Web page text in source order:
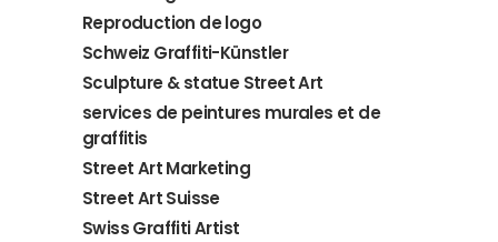
Reproduction de logo
Schweiz Graffiti-Künstler
Sculpture & statue Street Art
services de peintures murales et de
graffitis
Street Art Marketing
Street Art Suisse
Swiss Graffiti Artist